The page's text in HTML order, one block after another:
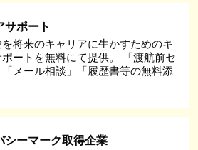
サポート
将来のキャリアに生かすためのキ
ポートを無料にて提供。 「渡航前セ
「メール相談」「履歴書等の無料添
シーマーク取得企業